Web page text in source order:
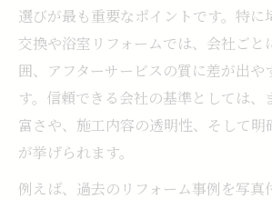
選びが最も重要なポイントです。特に
交換や浴室リフォームでは、会社ごと
囲、アフターサービスの質に差が出や
す。信頼できる会社の基準としては、
富さや、施工内容の透明性、そして明
が挙げられます。
例えば、過去のリフォーム事例を写真